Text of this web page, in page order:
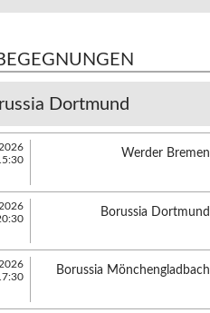
Dortmund
Werder Bremen
Borussia Dortmund
Borussia Mönchengladbach